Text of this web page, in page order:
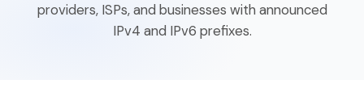
providers, ISPs, and businesses with announced
IPv4 and IPv6 prefixes.